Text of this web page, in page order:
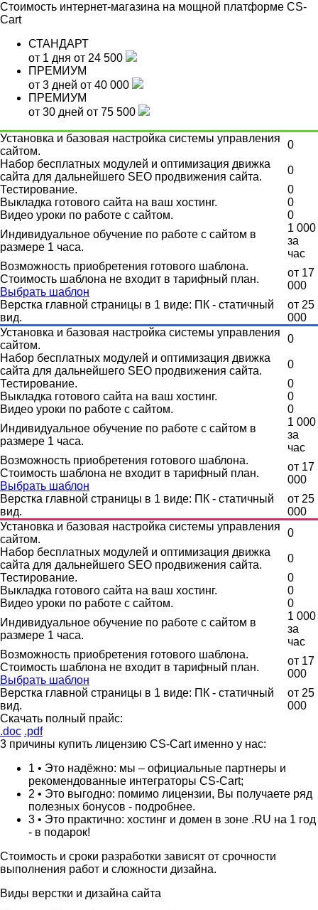
Стоимость интернет-магазина на мощной платформе CS-
Cart
СТАНДАРТ
от 1 дня от 24 500
ПРЕМИУМ
от 3 дней от 40 000
ПРЕМИУМ
от 30 дней от 75 500
Установка и базовая настройка системы управления
сайтом.
0
Набор бесплатных модулей и оптимизация движка
сайта для дальнейшего SEO продвижения сайта.
0
Тестирование.
0
Выкладка готового сайта на ваш хостинг.
0
Видео уроки по работе с сайтом.
0
Индивидуальное обучение по работе с сайтом в
размере 1 часа.
1 000
за
час
Возможность приобретения готового шаблона.
Стоимость шаблона не входит в тарифный план.
Выбрать шаблон
от 17
000
Верстка главной страницы в 1 виде: ПК - статичный
вид.
от 25
000
Установка и базовая настройка системы управления
сайтом.
0
Набор бесплатных модулей и оптимизация движка
сайта для дальнейшего SEO продвижения сайта.
0
Тестирование.
0
Выкладка готового сайта на ваш хостинг.
0
Видео уроки по работе с сайтом.
0
Индивидуальное обучение по работе с сайтом в
размере 1 часа.
1 000
за
час
Возможность приобретения готового шаблона.
Стоимость шаблона не входит в тарифный план.
Выбрать шаблон
от 17
000
Верстка главной страницы в 1 виде: ПК - статичный
вид.
от 25
000
Установка и базовая настройка системы управления
сайтом.
0
Набор бесплатных модулей и оптимизация движка
сайта для дальнейшего SEO продвижения сайта.
0
Тестирование.
0
Выкладка готового сайта на ваш хостинг.
0
Видео уроки по работе с сайтом.
0
Индивидуальное обучение по работе с сайтом в
размере 1 часа.
1 000
за
час
Возможность приобретения готового шаблона.
Стоимость шаблона не входит в тарифный план.
Выбрать шаблон
от 17
000
Верстка главной страницы в 1 виде: ПК - статичный
вид.
от 25
000
Скачать полный прайс:
.doc .pdf
3 причины купить лицензию CS-Cart именно у нас:
1 • Это надёжно: мы – официальные партнеры и
рекомендованные интеграторы CS-Cart;
2 • Это выгодно: помимо лицензии, Вы получаете ряд
полезных бонусов - подробнее.
3 • Это практично: хостинг и домен в зоне .RU на 1 год
- в подарок!
Стоимость и сроки разработки зависят от срочности
выполнения работ и сложности дизайна.
Виды верстки и дизайна сайта